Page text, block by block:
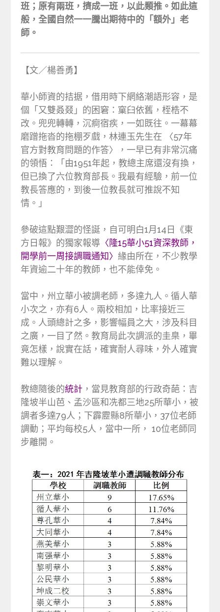
班；原有兩班，擠成一班，以此類推。如此這
般，全國自然一一騰出期待中的「額外」老
師。
【文／楊善勇】
華小師資的拮据，借用時下網絡潮語形容，是
個「又雙叒叕」的困窘：窠臼依舊，桎梏不
改。兜兜轉轉，沉痾宿疾，一如既往。一幕幕
磨蹭拖沓的拖棚歹戲，林連玉先生在 〈57年
官方對教育問題的作答〉，一早已有非常沉痛
的領悟：「由1951年起，教總主席還沒有換，
但已換了六位教育部長。我最有經驗，前一位
教長答應的，到後一位教長就可推說不知
情。」
參破這點艱澀的怪誕，自可明白1月14日《東
方日報》的獨家報導 〈隆15華小51資深教師，
開學前一周接調職通知〉 緣由所在，不少教學
年資逾二十年的教師，也不能倖免。
當中，州立華小被調老師，多達九人。循人華
小次之，亦有6人。兩校相加，比率接近三
成。人頭總計之多，影響幅員之大，涉及科目
之廣，一目了然。教育局此次調派的圭臬，畢
竟怎樣，說實在話，確實耐人尋味，外人確實
難以理解。
教總隨後的統計 ，當見教育部的行政奇葩：吉
隆坡半山芭、孟沙區和冼都三地25所華小，被
調者多達79人；下霹靂縣8所華小，37位老師
調動；平均每校5人，當中一所， 10位老師同
步離開。